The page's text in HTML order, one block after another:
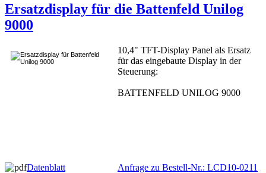
Ersatzdisplay für die Battenfeld Unilog
9000
10,4" TFT-Display Panel als Ersatz
für das eingebaute Display in der
Steuerung:
BATTENFELD UNILOG 9000
Datenblatt Anfrage zu Bestell-Nr.: LCD10-0211